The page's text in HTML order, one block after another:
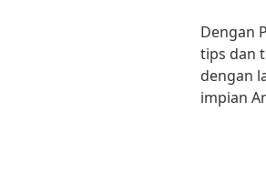
Dengan
tips dan
dengan
impian